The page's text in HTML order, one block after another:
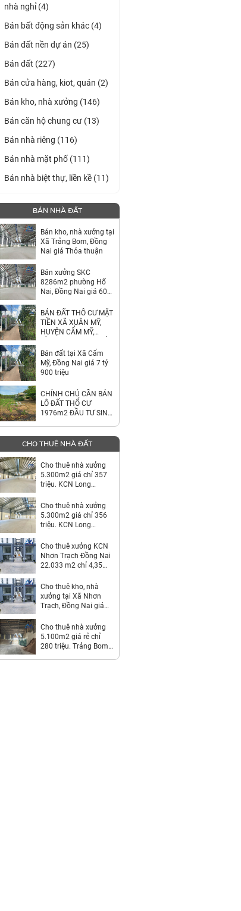
nhà nghỉ (4)
Bán bất động sản khác (4)
Bán đất nền dự án (25)
Bán đất (227)
Bán cửa hàng, kiot, quán (2)
Bán kho, nhà xưởng (146)
Bán căn hộ chung cư (13)
Bán nhà riêng (116)
Bán nhà mặt phố (111)
Bán nhà biệt thự, liền kề (11)
BÁN NHÀ ĐẤT
Bán kho, nhà xưởng tại
Xã Trảng Bom, Đồng
Nai giá Thỏa thuận
Bán xưởng SKC
8286m2 phường Hố
Nai, Đồng Nai giá 60
BÁN ĐẤT THỔ CƯ MẶT
TIỀN XÃ XUÂN MỸ,
HUYỆN CẨM MỸ,
7,9 TỶ
Bán đất tại Xã Cẩm
Mỹ, Đồng Nai giá 7 tỷ
900 triệu
CHÍNH CHỦ CẦN BÁN
LÔ ĐẤT THỔ CƯ
1976m2 ĐẦU TƯ SINH
CHO THUÊ NHÀ ĐẤT
Cho thuê nhà xưởng
5.300m2 giá chỉ 357
triệu. KCN Long
Cho thuê nhà xưởng
5.300m2 giá chỉ 356
triệu. KCN Long
Cho thuê xưởng KCN
Nhơn Trạch Đồng Nai
22.033 m2 chỉ 4,35
Cho thuê kho, nhà
xưởng tại Xã Nhơn
Trạch, Đồng Nai giá
Cho thuê nhà xưởng
5.100m2 giá rẻ chỉ
280 triệu. Trảng Bom-